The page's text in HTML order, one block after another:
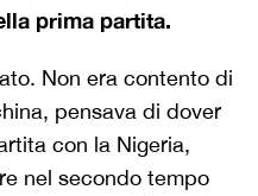
prima partita.
Non era contento di
pensava di dover
con la Nigeria,
nel secondo tempo